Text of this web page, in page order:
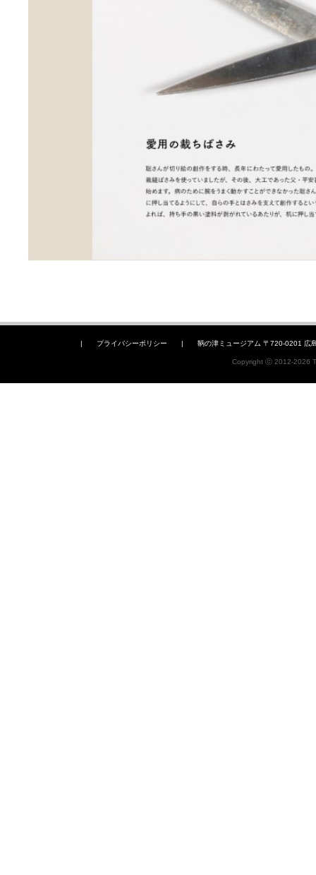
| プライバシーポリシー | 鞆の津ミュージアム 〒720-0201 広
Copyright ⓒ 2012-2026